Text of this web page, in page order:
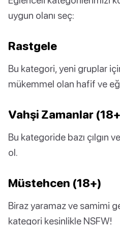
uygun olanı seç:
Rastgele
Bu kategori, yeni gruplar
mükemmel olan hafif ve
Vahşi Zamanlar
Bu kategoride bazı çılgın
ol.
Müstehcen (18+)
Biraz yaramaz ve samimi
kategori kesinlikle NSFW!